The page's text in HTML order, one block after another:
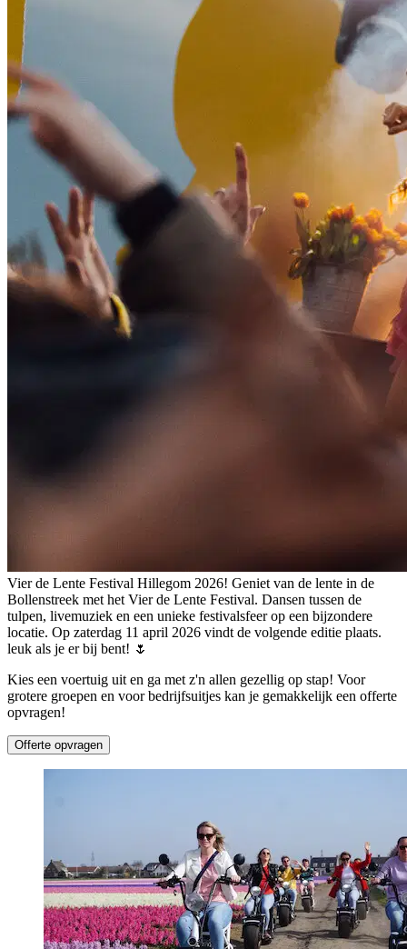
Vier de Lente Festival Hillegom 2026! Geniet van de lente in de
Bollenstreek met het Vier de Lente Festival. Dansen tussen de
tulpen, livemuziek en een unieke festivalsfeer op een bijzondere
locatie. Op zaterdag 11 april 2026 vindt de volgende editie plaats.
leuk als je er bij bent! 🌷
Kies een voertuig uit en ga met z'n allen gezellig op stap! Voor
grotere groepen en voor bedrijfsuitjes kan je gemakkelijk een offerte
opvragen!
Offerte opvragen